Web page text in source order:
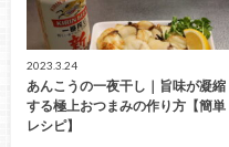
2023.3.24
あんこうの一夜干し｜旨味が凝縮
する極上おつまみの作り方【簡単
レシピ】